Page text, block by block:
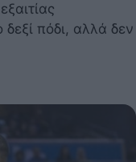
πόδι, αλλά δεν